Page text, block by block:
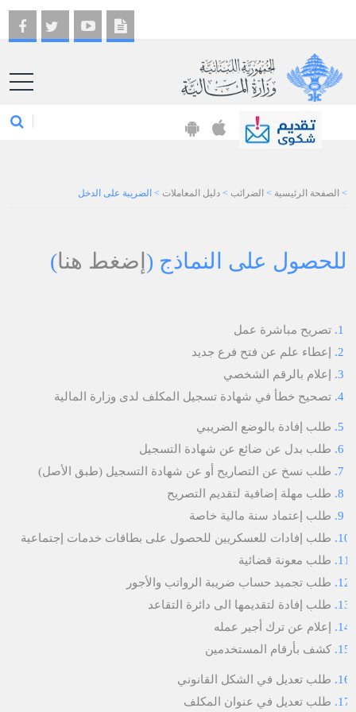
EN
> الصفحة الرئيسية > الضرائب >دليل المعاملات > الضريبة على الدخل
للحصول على النماذج ( إضغط هنا)
​تصريح مباشرة عمل
إعطاء علم عن فتح فرع جديد
إعلام بالرقم الشخصي
تصحيح خطأ في شهادة تسجيل المكلف لدى وزارة المالية
طلب إفادة بالوضع الضريبي
طلب بدل عن ضائع عن شهادة التسجيل
طلب نسخ عن التصاريح أو عن شهادة التسجيل (طبق الأصل)
طلب مهلة إضافية لتقديم التصريح
طلب إعتماد سنة مالية خاصة
طلب إفادات للعسكريين للحصول على بطاقات خدمات إجتماعية
طلب معونة قضائية
طلب تجميد حساب ضريبة الرواتب والأجور
طلب إفادة لتقديمها الى دائرة التقاعد
إعلام عن ترك أجير عمله
كشف بأرقام المستخدمين
طلب تعديل في الشكل القانوني
طلب تعديل في عنوان المكلف